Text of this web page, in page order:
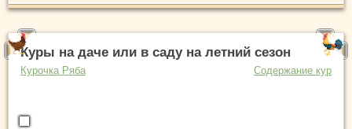
Куры на даче или в саду на летний сезон
Курочка Ряба Содержание кур